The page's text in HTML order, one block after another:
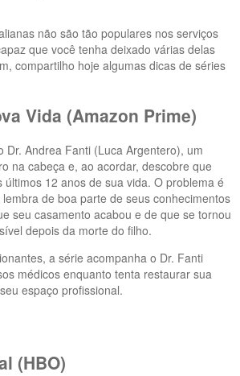
não são tão populares nos serviços
que você tenha deixado várias delas
compartilho hoje algumas dicas de séries
Vida (Amazon Prime)
Dr. Andrea Fanti (Luca Argentero), um
na cabeça e, ao acordar, descobre que
12 anos de sua vida. O problema é
de boa parte de seus conhecimentos
seu casamento acabou e de que se tornou
depois da morte do filho.
a série acompanha o Dr. Fanti
médicos enquanto tenta restaurar sua
espaço profissional.
(HBO)